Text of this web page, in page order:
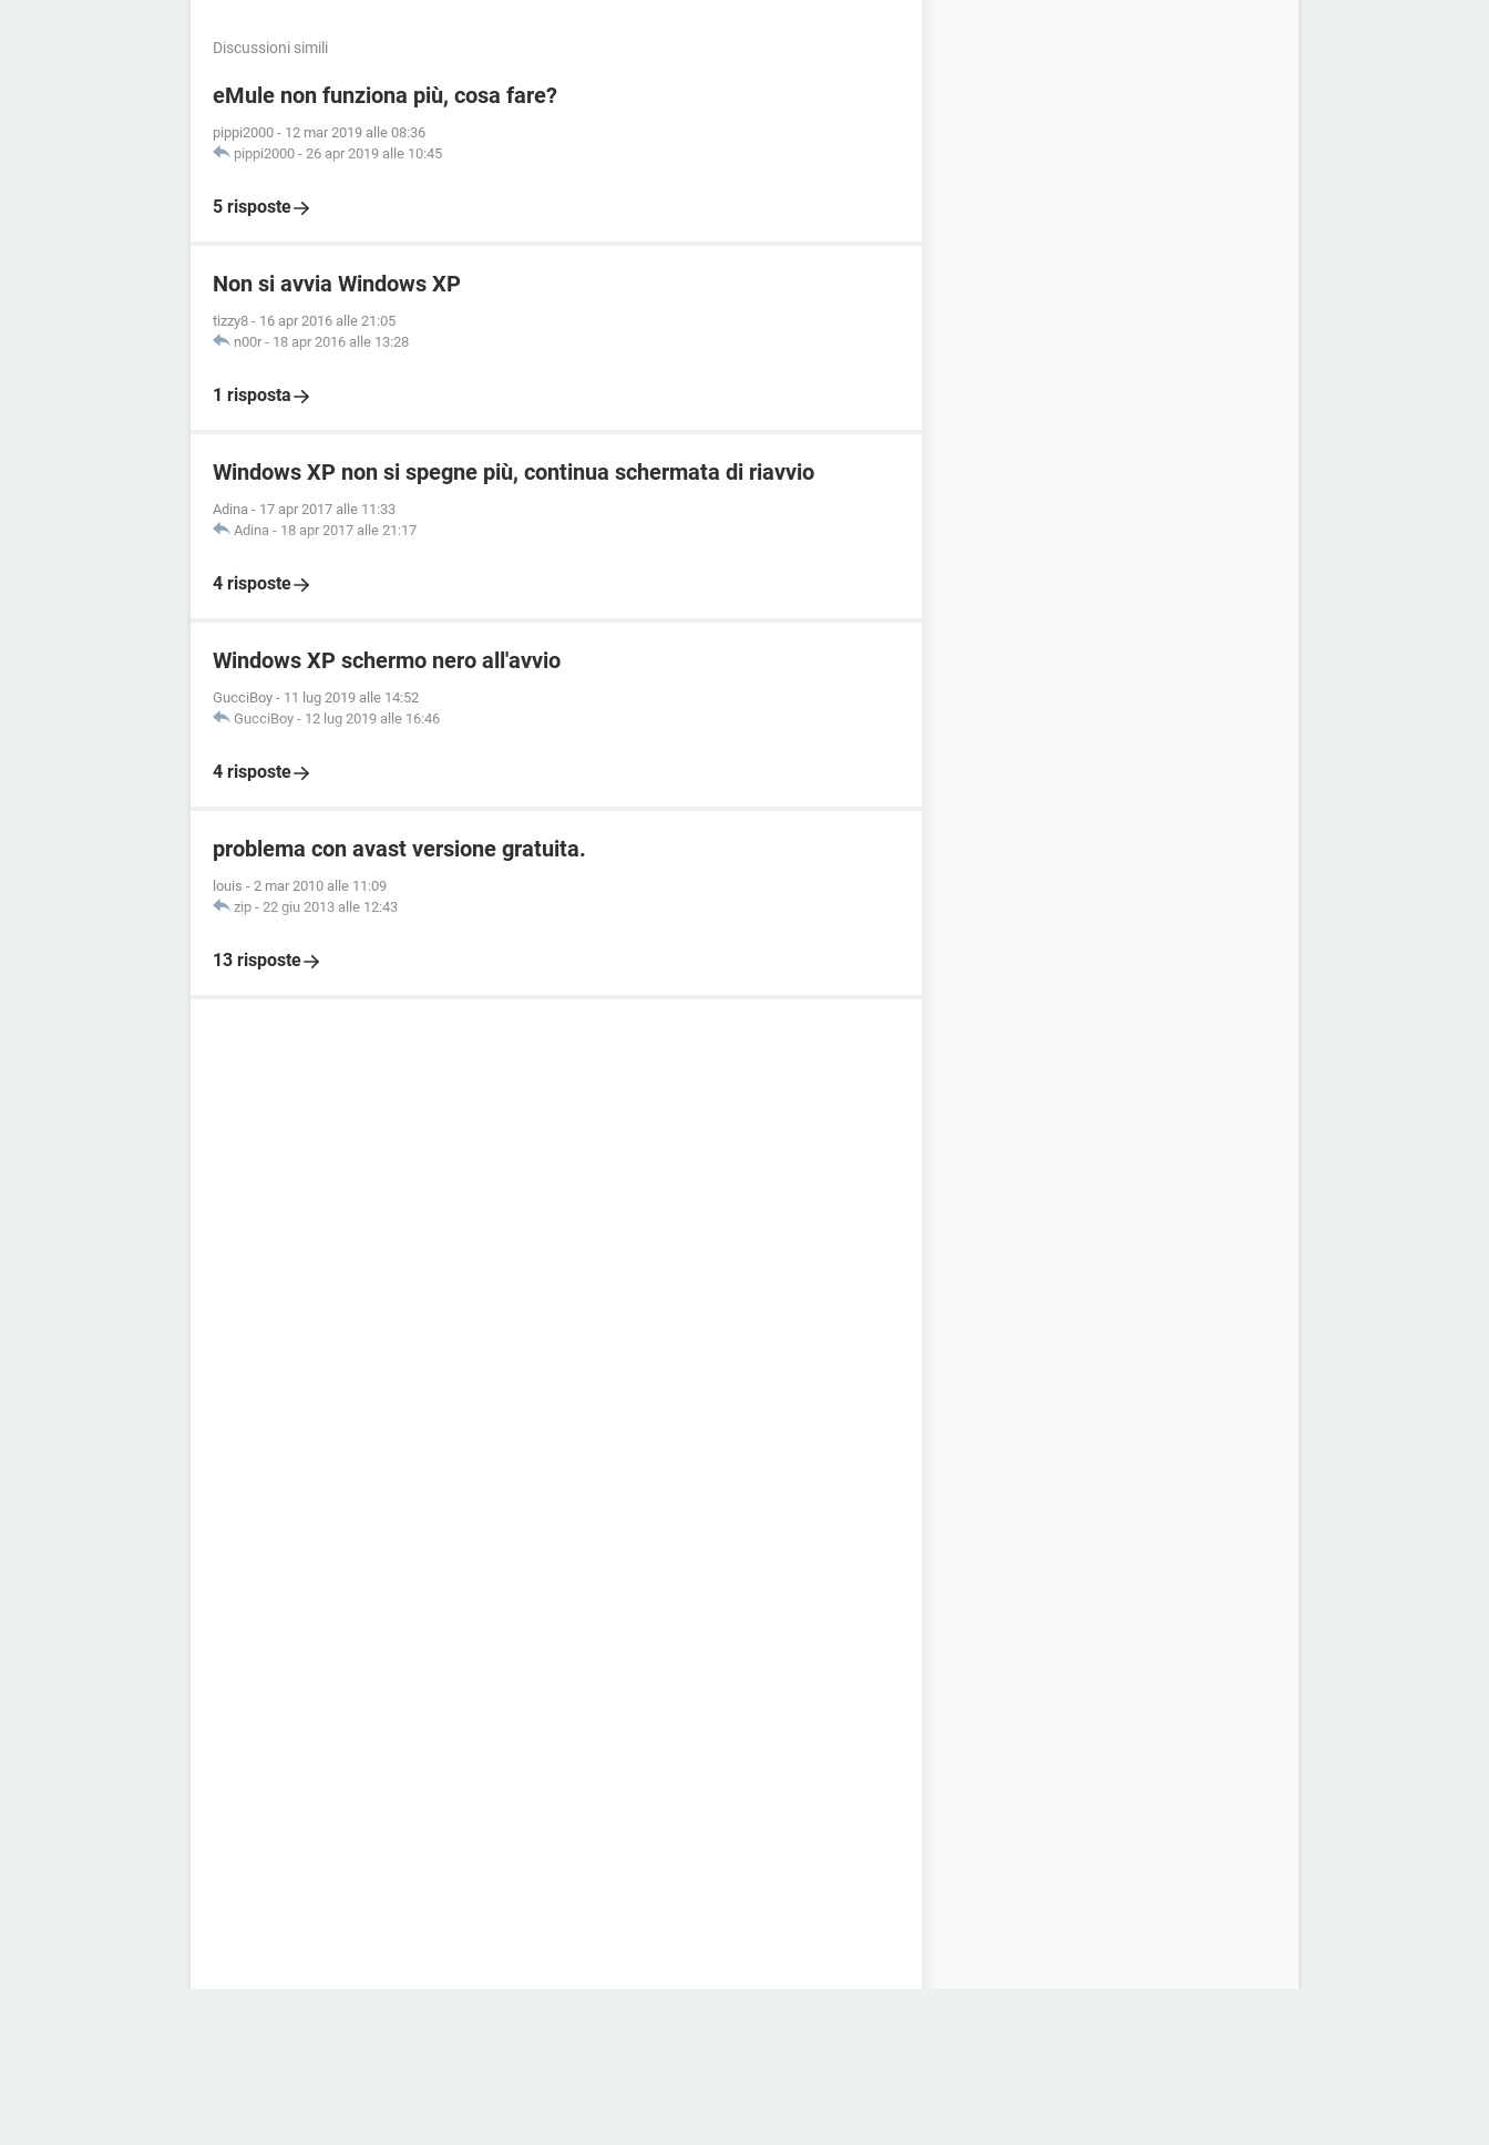
Discussioni simili
eMule non funziona più, cosa fare?
pippi2000 - 12 mar 2019 alle 08:36
pippi2000 - 26 apr 2019 alle 10:45
5 risposte
Non si avvia Windows XP
tizzy8 - 16 apr 2016 alle 21:05
n00r - 18 apr 2016 alle 13:28
1 risposta
Windows XP non si spegne più, continua schermata di riavvio
Adina - 17 apr 2017 alle 11:33
Adina - 18 apr 2017 alle 21:17
4 risposte
Windows XP schermo nero all'avvio
GucciBoy - 11 lug 2019 alle 14:52
GucciBoy - 12 lug 2019 alle 16:46
4 risposte
problema con avast versione gratuita.
louis - 2 mar 2010 alle 11:09
zip - 22 giu 2013 alle 12:43
13 risposte